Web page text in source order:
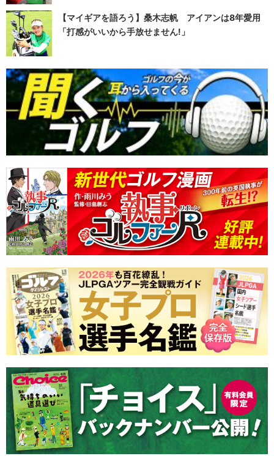
【マイギアを語ろう】桑木志帆 アイアンは8年愛用
「打感がいいから手放せません!」